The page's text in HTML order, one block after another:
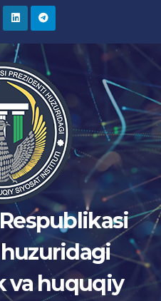
va huquqiy